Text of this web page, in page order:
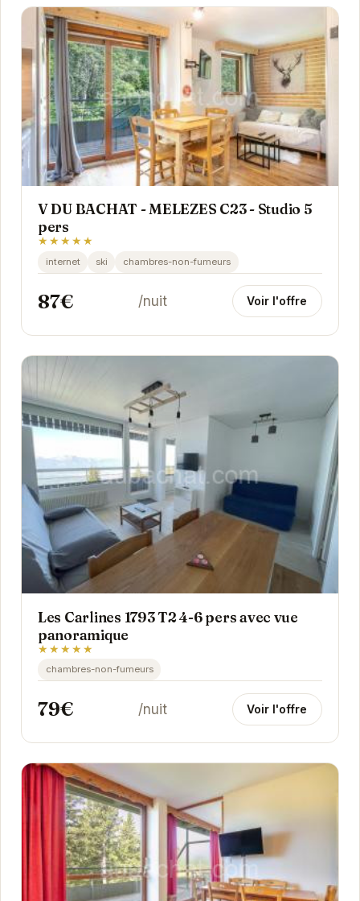
V DU BACHAT - MELEZES C23 - Studio 5
pers
★★★★★
internet ski chambres-non-fumeurs
87€ /nuit Voir l'offre
Les Carlines 1793 T2 4-6 pers avec vue
panoramique
★★★★★
chambres-non-fumeurs
79€ /nuit Voir l'offre